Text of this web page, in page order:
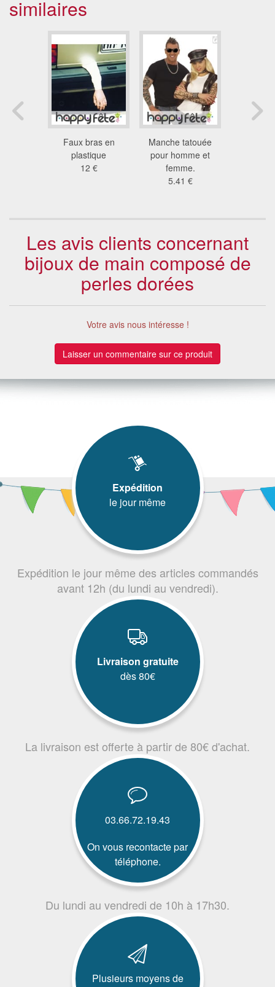
similaires
Faux bras en
plastique
12 €
Manche tatouée
pour homme et
femme.
5.41 €
Les avis clients concernant
bijoux de main composé de
perles dorées
Votre avis nous intéresse !
Laisser un commentaire sur ce produit
Expédition
le jour même
Expédition le jour même des articles commandés
avant 12h (du lundi au vendredi).
Livraison gratuite
dès 80€
La livraison est offerte à partir de 80€ d'achat.
03.66.72.19.43
On vous recontacte par
téléphone.
Du lundi au vendredi de 10h à 17h30.
Plusieurs moyens de